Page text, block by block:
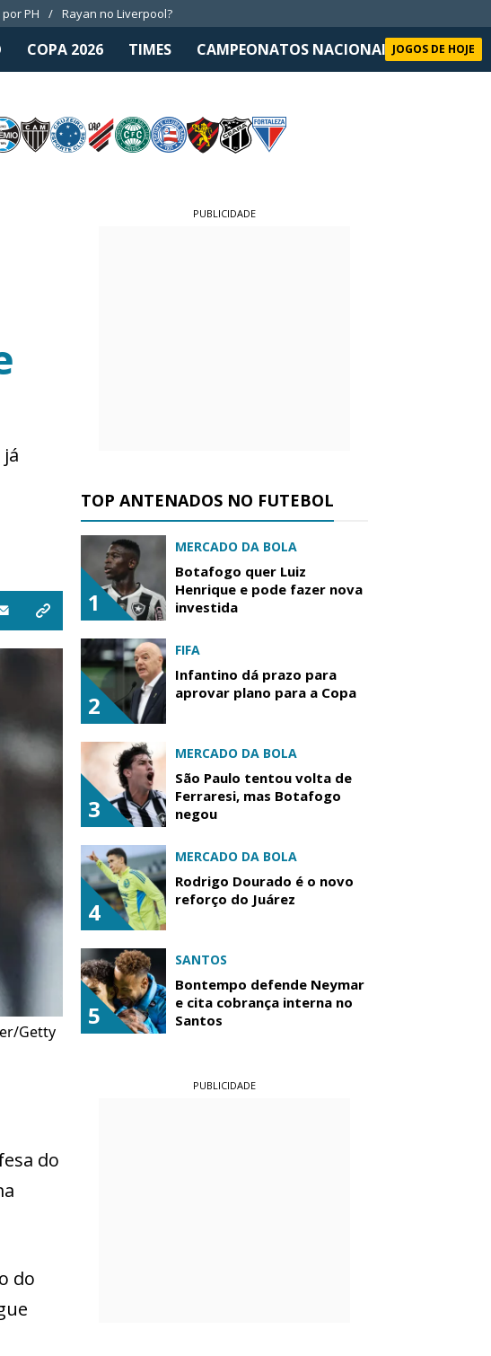
PH Rayan no Liverpool?
COPA 2026 TIMES CAMPEONATOS NACIONAIS SELEÇÃO
JOGOS DE HOJE
Getty
do
do
PUBLICIDADE
TOP ANTENADOS NO FUTEBOL
1
MERCADO DA BOLA
Botafogo quer Luiz
Henrique e pode fazer nova
investida
2
FIFA
Infantino dá prazo para
aprovar plano para a Copa
3
MERCADO DA BOLA
São Paulo tentou volta de
Ferraresi, mas Botafogo
negou
4
MERCADO DA BOLA
Rodrigo Dourado é o novo
reforço do Juárez
5
SANTOS
Bontempo defende Neymar
e cita cobrança interna no
Santos
PUBLICIDADE